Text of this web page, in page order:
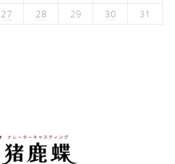
27 28 29 30 31